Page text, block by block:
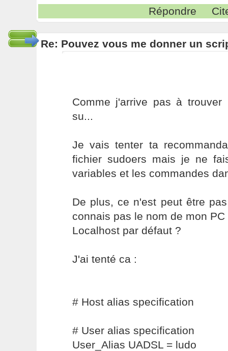
Répondre
Re: Pouvez vous me donner un
Comme j'arrive pas à
su...
Je vais tenter ta
fichier sudoers mais je ne
variables et les commandes
De plus, ce n'est peut être
connais pas le nom de mon
Localhost par défaut ?
J'ai tenté ca :
# Host alias specification
# User alias specification
User_Alias UADSL = ludo